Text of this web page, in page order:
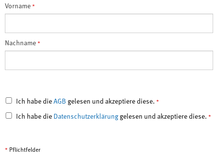
Vorname*
Nachname*
Ich habe dieAGB gelesen und akzeptiere diese. *
Ich habe dieDatenschutzerklärunggelesen und akzeptiere diese. *
* Pflichtfelder